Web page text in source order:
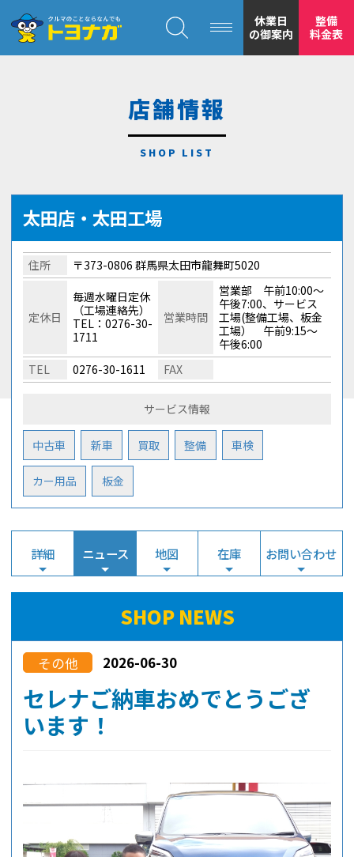
安心の
もトヨナガ
休業日
の御案内
整備
料金表
店舗情報
太田店・太田工場
住所 〒373-0806 群馬県太田市龍舞町5020
定休日
毎週水曜日定休
（工場連絡先）
TEL：0276-30-
1711
営業時間
営業部 午前10:00～
午後7:00、サービス
工場(整備工場、板金
工場） 午前9:15～
午後6:00
TEL
0276-30-1611 FAX
サービス情報
中古車 新車 買取 整備 車検
カー用品 板金
詳細 ニュース 地図 在庫 お問い合わせ
SHOP NEWS
その他 2026-06-30
セレナご納車おめでとうござ
います！